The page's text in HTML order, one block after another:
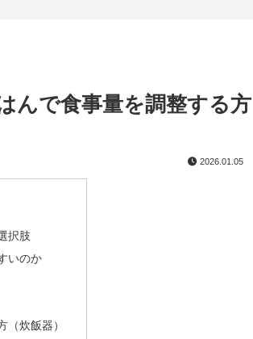
んで食事量を調整する方
2026.01.05
択肢
いのか
（炊飯器）